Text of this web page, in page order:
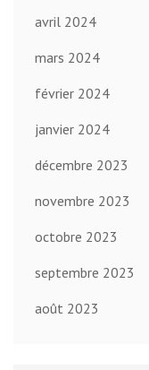
avril 2024
mars 2024
février 2024
janvier 2024
décembre 2023
novembre 2023
octobre 2023
septembre 2023
août 2023